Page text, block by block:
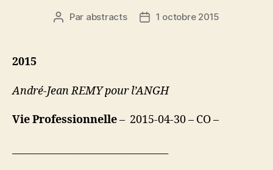
Auteur
Par abstracts
Date1 octobre 2015
2015
André-Jean REMY pour l’ANGH
Vie Professionnelle– 2015-04-30 – CO –